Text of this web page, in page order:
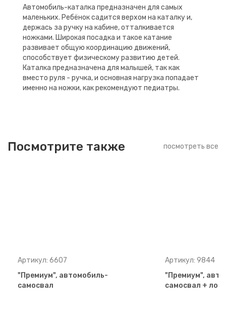
Автомобиль-каталка предназначен для самых
маленьких. Ребёнок садится верхом на каталку и,
держась за ручку на кабине, отталкивается
ножками. Широкая посадка и такое катание
развивает общую координацию движений,
способствует физическому развитию детей.
Каталка предназначена для малышей, так как
вместо руля - ручка, и основная нагрузка попадает
именно на ножки, как рекомендуют педиатры.
Посмотрите также посмотреть все
Артикул: 6607
"Премиум", автомобиль-
самосвал
Артикул: 9844
"Премиум",
самосвал +